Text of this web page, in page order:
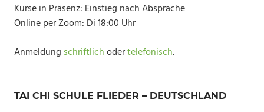
Kurse in Präsenz: Einstieg nach Absprache
Online per Zoom: Di 18:00 Uhr
Anmeldung schriftlichodertelefonisch.
TAI CHI SCHULE FLIEDER – DEUTSCHLAND